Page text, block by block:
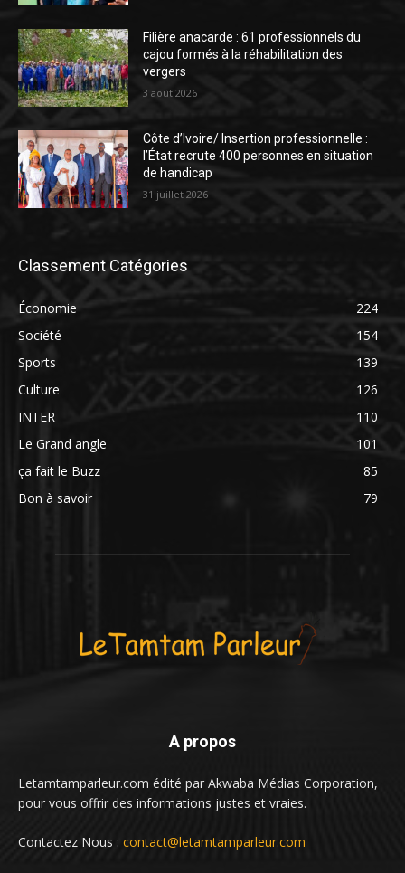
Filière anacarde : 61 professionnels du
cajou formés à la réhabilitation des
vergers
3 août 2026
Côte d’Ivoire/ Insertion professionnelle :
l’État recrute 400 personnes en situation
de handicap
31 juillet 2026
Classement Catégories
Économie
224
Société
154
Sports
139
Culture
126
INTER
110
Le Grand angle
101
ça fait le Buzz
85
Bon à savoir
79
A propos
Letamtamparleur.com édité par Akwaba Médias Corporation,
pour vous offrir des informations justes et vraies.
Contactez Nous : contact@letamtamparleur.com